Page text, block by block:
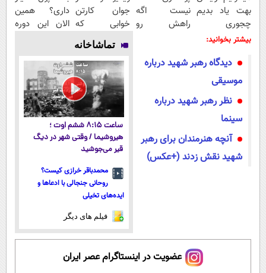
بهت یاد بدیم
چجوری
پولدارشی! باور
مجانیه
نیست اگه
راهش رو
جوان کارتن
خوابی که
میلیاردر شد.
آموزش رایگان
داری؟ همین
الان این دوره
نشده!
بیشتر بخوانید:
دیدگاه رهبر شهید درباره
موسیقی
نظر رهبر شهید درباره
سینما
آنچه هنرمندان برای رهبر
شهید نقش زدند (+عکس)
تماشاخانه
ساعت ۸:۱۵ ششم اوت ؛
هیروشیما / وقتی شهر در دیگ
قیر می‌جوشید
محمدباقر خرازی کیست؟
روحانی جنجالی با ادعاها و
ایده‌های تخیلی
فیلم های دیگر
عضویت در اینستاگرام عصر ایران